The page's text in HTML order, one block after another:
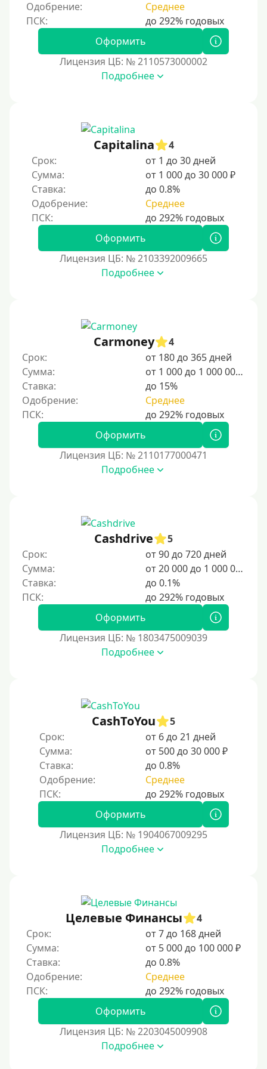
Безработным
Не указывая место трудоустройства
Для иностранных граждан
Для граждан других стран, проживающих в
Для граждан Кыргызстана, проживающих за
рубежом
Для граждан Таджикистана, находящихся за рубежом
Для граждан Беларуси, проживающих за рубежом
Для иностранных граждан, проживающих в
Армении, важно знать особенности местного
законодательства, условия получения виз и
разрешений на работу. Армения предлагает
гостеприимную среду для иностранцев, включая
особенностями и системой здравоохранения страны.
Для граждан Узбекистана, проживающих за рубежом
Для граждан СНГ
Сумма (рублей)
100 руб
2000 руб
2500 руб
3000 руб
5000 руб
12000 руб
15000 руб
20000 руб
25000 руб
30000 руб
30000 руб на год
70000 руб
80000 руб
90000 руб
100000 руб
200000 руб
Одобрение: Среднее
Оформить
Лицензия ЦБ: № 2110573000002
Подробнее
Capitalina
4
Срок:
от 1 до 30 дней
Сумма:
от 1 000 до 30 000 ₽
Ставка:
до 0.8%
Одобрение:
Среднее
Оформить
Лицензия ЦБ: № 2103392009665
Подробнее
Carmoney
4
Срок:
от 180 до 365 дней
Сумма:
от 1 000 до 1 000 000 ₽
Ставка:
до 15%
Одобрение:
Среднее
Оформить
Лицензия ЦБ: № 2110177000471
Подробнее
Cashdrive
5
Срок:
от 90 до 720 дней
Сумма:
от 20 000 до 1 000 000 ₽
Ставка:
до 0.1%
Оформить
Лицензия ЦБ: № 1803475009039
Подробнее
CashToYou
5
Срок:
от 6 до 21 дней
Сумма:
от 500 до 30 000 ₽
Ставка:
до 0.8%
Одобрение:
Среднее
Оформить
Лицензия ЦБ: № 1904067009295
Подробнее
Целевые Финансы
4
Срок:
от 7 до 168 дней
Сумма:
от 5 000 до 100 000 ₽
Ставка:
до 0.8%
Одобрение:
Среднее
Оформить
Лицензия ЦБ: № 2203045009908
Подробнее